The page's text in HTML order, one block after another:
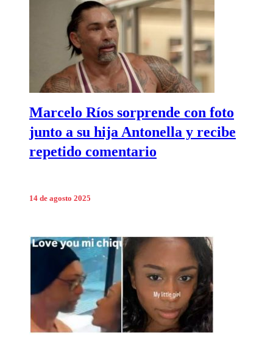
Marcelo Ríos sorprende con foto
junto a su hija Antonella y recibe
repetido comentario
14 de agosto 2025